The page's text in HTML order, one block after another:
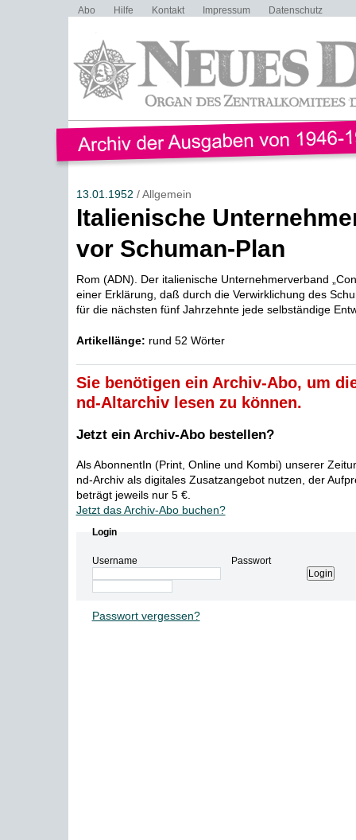
Abo Hilfe Kontakt Impressum Datenschutz
13.01.1952 / Allgemein
Italienische
vor Schuman-Plan
Rom (ADN). Der italienische Unternehmerverband
einer Erklärung, daß durch die Verwirklichung des
für die nächsten fünf Jahrzehnte jede selbständige
Artikellänge: rund 52 Wörter
Sie benötigen ein Archiv-Abo, um
nd-Altarchiv lesen zu können.
Jetzt ein Archiv-Abo bestellen?
Als AbonnentIn (Print, Online und Kombi) unserer
nd-Archiv als digitales Zusatzangebot nutzen, der
beträgt jeweils nur 5 €.
Jetzt das Archiv-Abo buchen?
Login
Username Passwort
Passwort vergessen?